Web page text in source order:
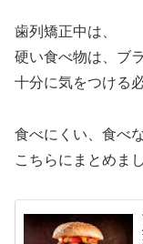
歯列矯正中は、
硬い食べ物は、ブ
十分に気をつける
食べにくい、食べ
こちらにまとめま